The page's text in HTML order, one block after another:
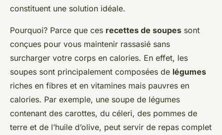
constituent une solution idéale.
Pourquoi? Parce que ces recettes de soupes sont
conçues pour vous maintenir rassasié sans
surcharger votre corps en calories. En effet, les
soupes sont principalement composées de légumes
riches en fibres et en vitamines mais pauvres en
calories. Par exemple, une soupe de légumes
contenant des carottes, du céleri, des pommes de
terre et de l’huile d’olive, peut servir de repas complet